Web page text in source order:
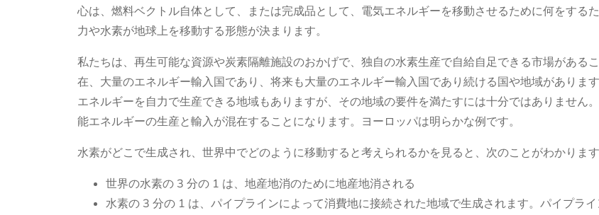
心は、燃料ベクトル自体として、または完成品として、電気エネルギーを移動させるために何をする
力や水素が地球上を移動する形態が決まります。
私たちは、再生可能な資源や炭素隔離施設のおかげで、独自の水素生産で自給自足できる市場がある
在、大量のエネルギー輸入国であり、将来も大量のエネルギー輸入国であり続ける国や地域がありま
エネルギーを自力で生産できる地域もありますが、その地域の要件を満たすには十分ではありません
能エネルギーの生産と輸入が混在することになります。ヨーロッパは明らかな例です。
水素がどこで生成され、世界中でどのように移動すると考えられるかを見ると、次のことがわかります
世界の水素の 3 分の 1 は、地産地消のために地産地消される
水素の 3 分の 1 は、パイプラインによって消費地に接続された地域で生成されます。パイプラ